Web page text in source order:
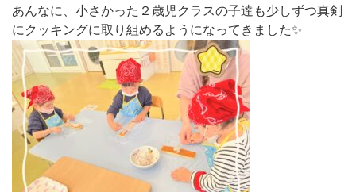
あんなに、小さかった２歳児クラスの子達も少しずつ真剣
にクッキングに取り組めるようになってきました✨